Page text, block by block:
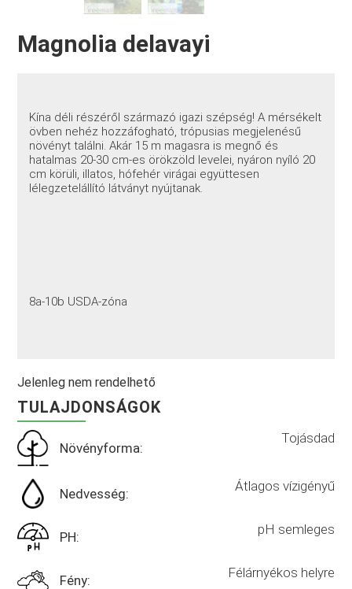
Magnolia delavayi
Kína déli részéről származó igazi szépség! A mérsékelt
övben nehéz hozzáfogható, trópusias megjelenésű
növényt találni. Akár 15 m magasra is megnő és
hatalmas 20-30 cm-es örökzöld levelei, nyáron nyíló 20
cm körüli, illatos, hófehér virágai együttesen
lélegzetelállító látványt nyújtanak.
8a-10b USDA-zóna
Jelenleg nem rendelhető
TULAJDONSÁGOK
Növényforma:
Tojásdad
Nedvesség: Átlagos vízigényű
PH: pH semleges
Fény: Félárnyékos helyre